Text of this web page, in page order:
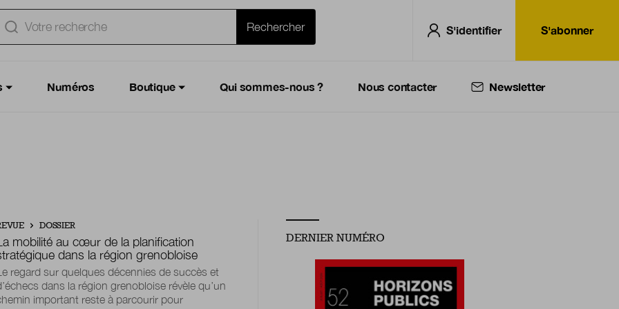
S'identifier S'abonner
Numéros Boutique Qui sommes-nous ? Nous contacter Newsletter
DOSSIER
mobilité au cœur de la planification
dans la région grenobloise
regard sur quelques décennies de succès et
dans la région grenobloise révèle qu’un
important reste à parcourir pour
DERNIER NUMÉRO